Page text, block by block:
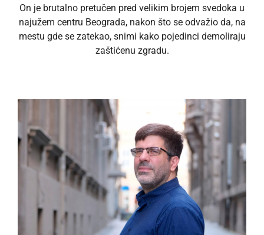
On je brutalno pretučen pred velikim brojem svedoka u
najužem centru Beograda, nakon što se odvažio da, na
mestu gde se zatekao, snimi kako pojedinci demoliraju
zaštićenu zgradu.